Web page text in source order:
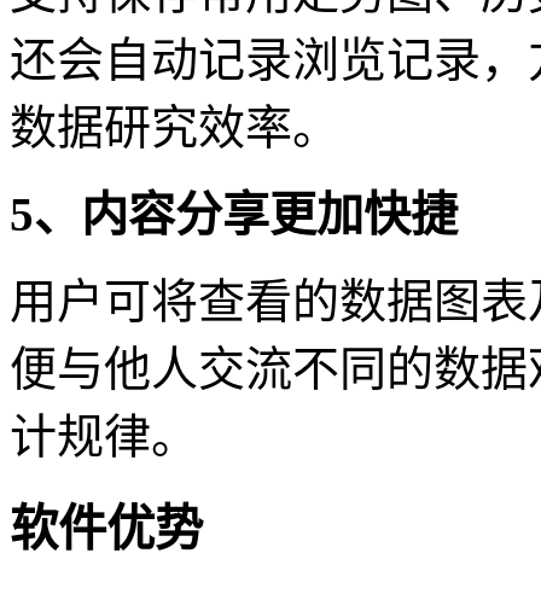
还会自动记录浏览记录
数据研究效率。
5、内容分享更加快捷
用户可将查看的数据图
便与他人交流不同的数
计规律。
软件优势